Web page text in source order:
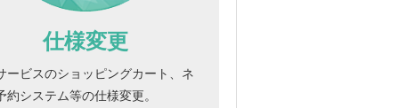
仕様変更
ービスのショッピングカート、ネ
約システム等の仕様変更。